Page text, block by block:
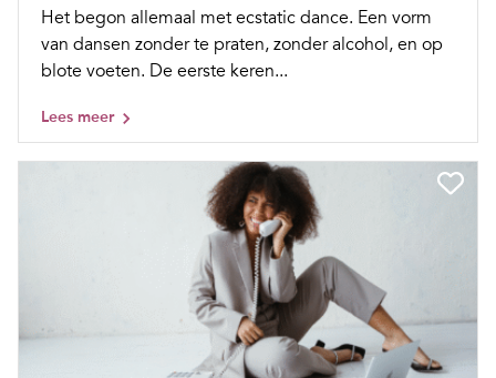
Het begon allemaal met ecstatic dance. Een vorm
van dansen zonder te praten, zonder alcohol, en op
blote voeten. De eerste keren...
Lees meer